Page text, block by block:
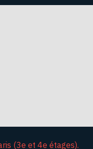
(3e et 4e étages).